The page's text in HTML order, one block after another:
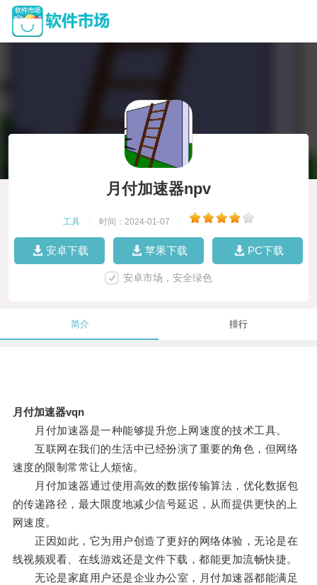
月付加速器npv
工具 时间：2024-01-07
安卓下载 苹果下载 PC下载
安卓市场，安全绿色
简介 排行
月付加速器vqn
月付加速器是一种能够提升您上网速度的技术工具。
互联网在我们的生活中已经扮演了重要的角色，但网络
速度的限制常常让人烦恼。
月付加速器通过使用高效的数据传输算法，优化数据包
的传递路径，最大限度地减少信号延迟，从而提供更快的上
网速度。
正因如此，它为用户创造了更好的网络体验，无论是在
线视频观看、在线游戏还是文件下载，都能更加流畅快捷。
无论是家庭用户还是企业办公室，月付加速器都能满足